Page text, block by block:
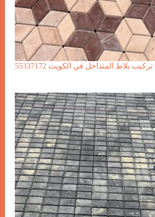
تركيب بلاط المتداخل في الكويت 55337172